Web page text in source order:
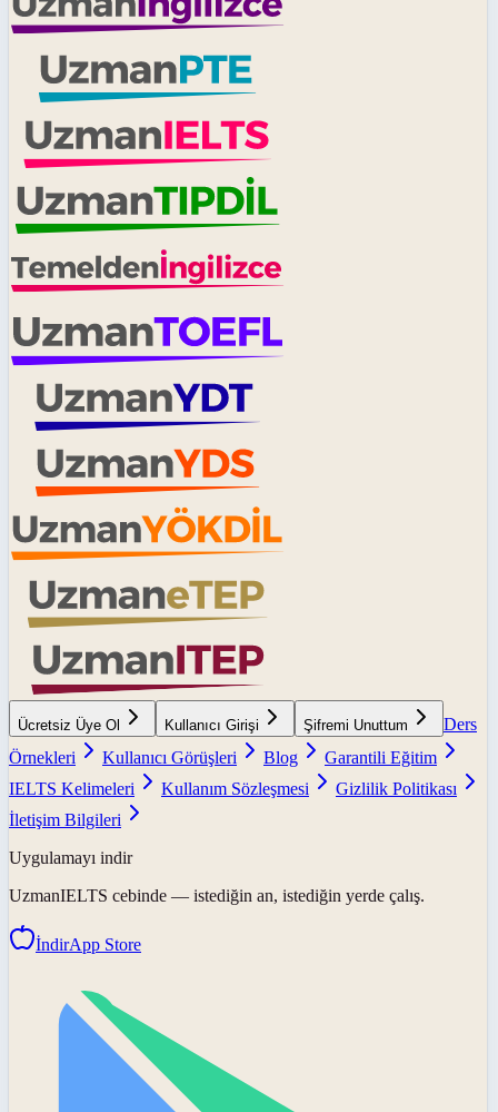
Ücretsiz Üye Ol Kullanıcı Girişi Şifremi Unuttum
Ders
Örnekleri
Kullanıcı Görüşleri Blog
Garantili Eğitim
IELTS Kelimeleri
Kullanım Sözleşmesi
Gizlilik Politikası
İletişim Bilgileri
Uygulamayı indir
UzmanIELTS cebinde — istediğin an, istediğin yerde çalış.
İndirApp Store